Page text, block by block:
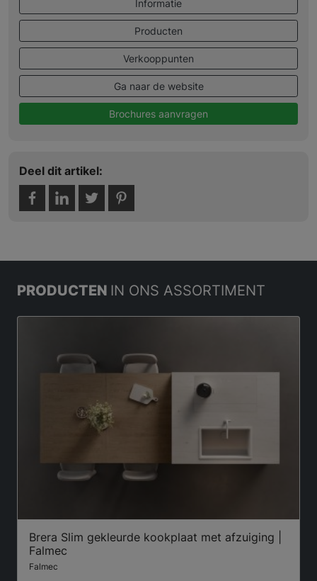
Informatie
Producten
Verkooppunten
Ga naar de website
Brochures aanvragen
Deel dit artikel:
PRODUCTEN IN ONS ASSORTIMENT
Brera Slim gekleurde kookplaat met afzuiging |
Falmec
Falmec